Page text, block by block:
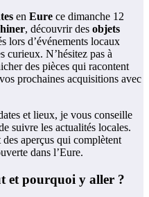
en Eure ce dimanche 12
, découvrir des objets
lors d’événements locaux
curieux. N’hésitez pas à
des pièces qui racontent
prochaines acquisitions avec
et lieux, je vous conseille
suivre les actualités locales.
aperçus qui complètent
dans l’Eure.
et pourquoi y aller ?